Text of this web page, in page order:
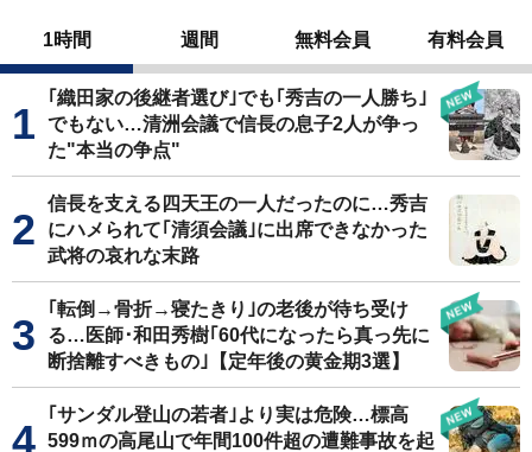
1時間 週間 無料会員 有料会員
｢織田家の後継者選び｣でも｢秀吉の一人勝ち｣
でもない…清洲会議で信長の息子2人が争っ
た"本当の争点"
信長を支える四天王の一人だったのに…秀吉
にハメられて｢清須会議｣に出席できなかった
武将の哀れな末路
｢転倒→骨折→寝たきり｣の老後が待ち受け
る…医師･和田秀樹｢60代になったら真っ先に
断捨離すべきもの｣【定年後の黄金期3選】
｢サンダル登山の若者｣より実は危険…標高
599ｍの高尾山で年間100件超の遭難事故を起